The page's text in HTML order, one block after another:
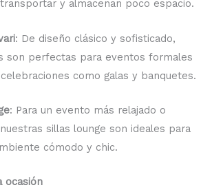
y almacenan poco espacio.
: De diseño clásico y sofisticado,
son perfectas para eventos formales
como galas y banquetes.
: Para un evento más relajado o
sillas lounge son ideales para
cómodo y chic.
ocasión